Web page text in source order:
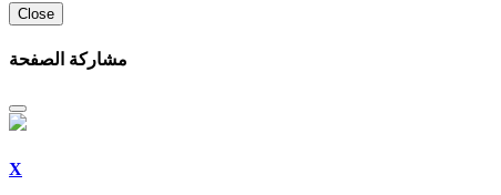
Close
مشاركة الصفحة
X